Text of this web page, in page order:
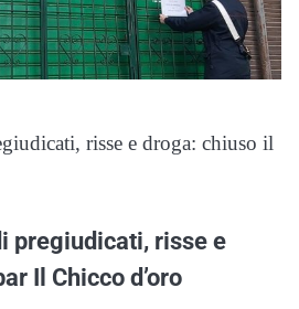
risse e droga: chiuso il
pregiudicati, risse e
Il Chicco d’oro